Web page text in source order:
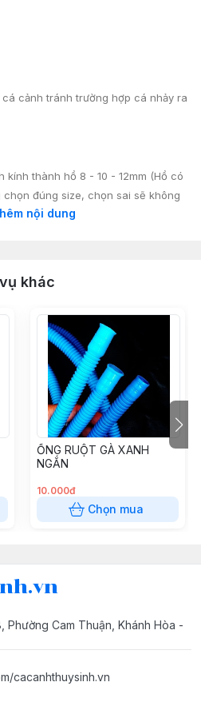
cảnh tránh trường hợp cá nhảy ra
thành hồ 8 - 10 - 12mm (Hồ có
đúng size, chọn sai sẽ không
kính 5mm
nội dung
khác
ỐNG RUỘT GÀ XANH
NGẮN
10.000đ
Chọn mua
Phường Cam Thuận, Khánh Hòa -
cacanhthuysinh.vn